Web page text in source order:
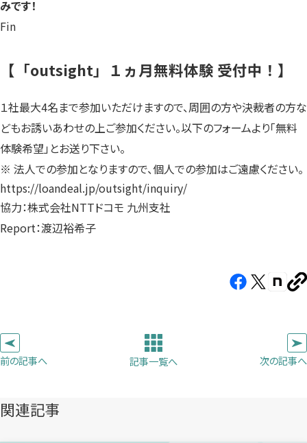
みです！
Fin
【「outsight」１ヵ月無料体験 受付中！】
１社最大4名まで参加いただけますので、周囲の方や決裁者の方な
どもお誘いあわせの上ご参加ください。以下のフォームより「無料
体験希望」とお送り下さい。
※ 法人での参加となりますので、個人での参加はご遠慮ください。
https://loandeal.jp/outsight/inquiry/
協力：株式会社NTTドコモ 九州支社
Report：渡辺裕希子
Facebook（新
X（新 note（新
で
ー
前の記事へ 記事一覧へ 次の記事へ
関連記事